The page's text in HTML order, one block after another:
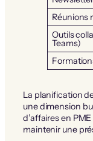
Réunions
Outils
Teams)
La planification
une dimension
d’affaires en
maintenir une